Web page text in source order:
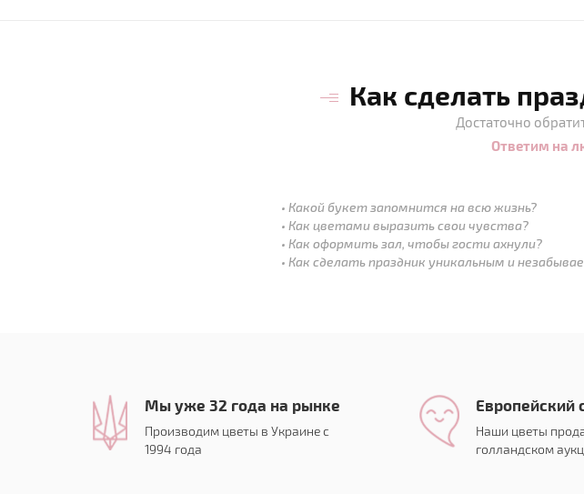
Как сделать
Достаточно
Ответим на
Какой букет запомнится на всю жизнь?
Как цветами выразить свои чувства?
Как оформить зал, чтобы гости ахнули?
Как сделать праздник уникальным и
Мы уже 32 года на рынке
Производим цветы в Украине с
1994 года
Европейский
Наши цветы
голландском